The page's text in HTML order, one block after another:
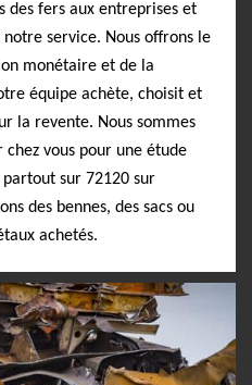
des fers aux entreprises et
service. Nous offrons le
monétaire et de la
équipe achète, choisit et
la revente. Nous sommes
vous pour une étude
sur 72120 sur
des bennes, des sacs ou
achetés.